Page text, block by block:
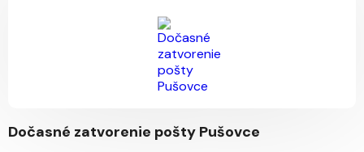
Dočasné zatvorenie pošty Pušovce